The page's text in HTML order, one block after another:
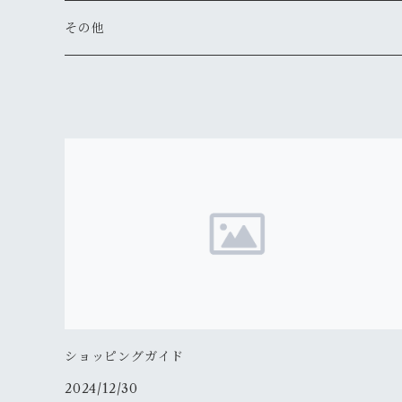
その他
ショッピングガイド
2024/12/30